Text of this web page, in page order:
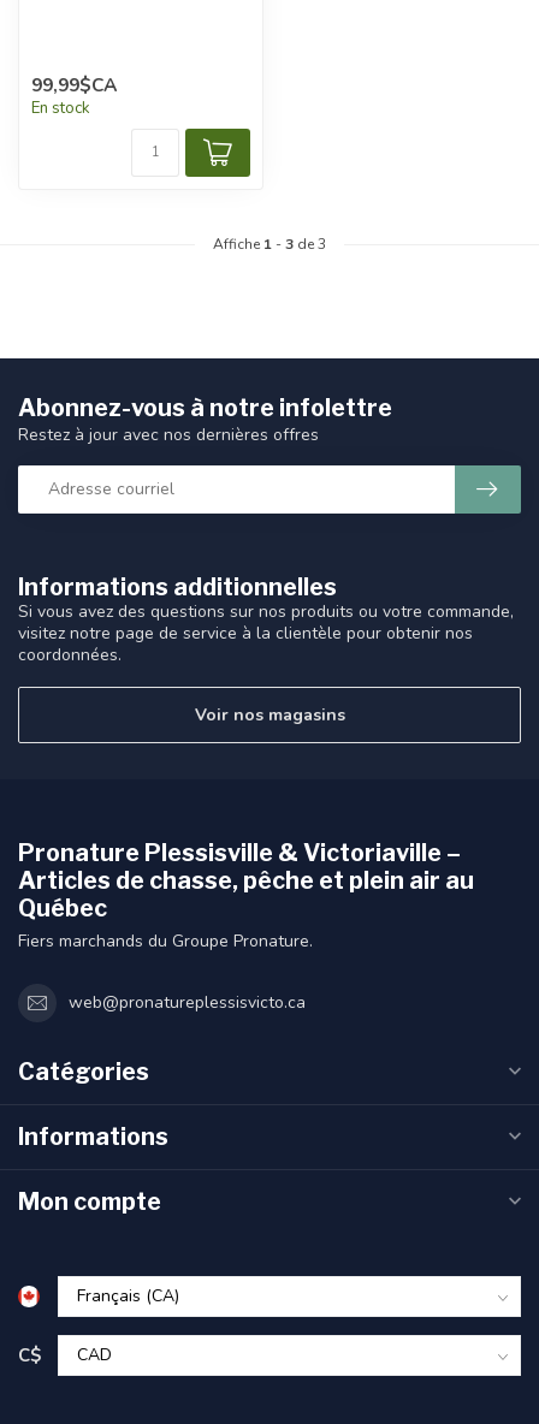
99,99$CA
En stock
Affiche 1 -3 de 3
Informations additionnelles
Si vous avez des questions sur nos produits ou votre commande,
visitez notre page de service à la clientèle pour obtenir nos
coordonnées.
Voir nos magasins
Abonnez-vous à notre infolettre
Restez à jour avec nos dernières offres
Pronature Plessisville & Victoriaville –
Articles de chasse, pêche et plein air au
Québec
Fiers marchands du Groupe Pronature.
web@pronatureplessisvicto.ca
Catégories
Informations
Mon compte
C$